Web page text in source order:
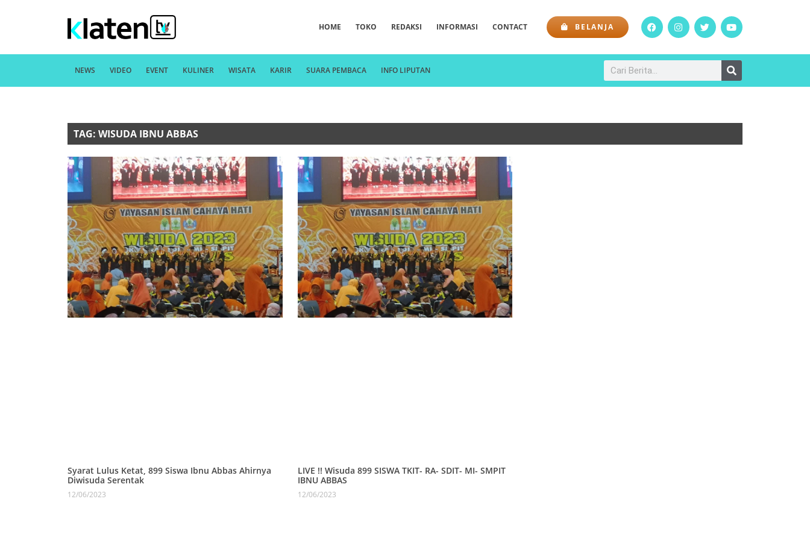
HOME TOKO REDAKSI INFORMASI CONTACT BELANJA
NEWS VIDEO EVENT KULINER WISATA KARIR SUARA PEMBACA INFO LIPUTAN
TAG: WISUDA IBNU ABBAS
Syarat Lulus Ketat, 899 Siswa Ibnu Abbas Ahirnya
Diwisuda Serentak
12/06/2023
LIVE !! Wisuda 899 SISWA TKIT- RA- SDIT- MI- SMPIT
IBNU ABBAS
12/06/2023